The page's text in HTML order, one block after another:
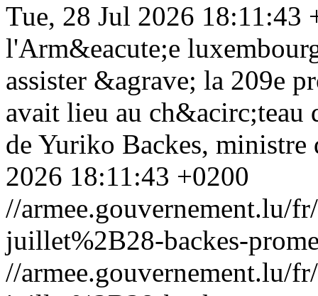
Tue, 28 Jul 2026 18:11:43
l'Arm&eacute;e
assister &agrave; la 209e
avait lieu au ch&acirc;teau
de Yuriko Backes, ministre
2026 18:11:43 +0200
//armee.gouvernement.lu/
juillet%2B28-backes-
//armee.gouvernement.lu/